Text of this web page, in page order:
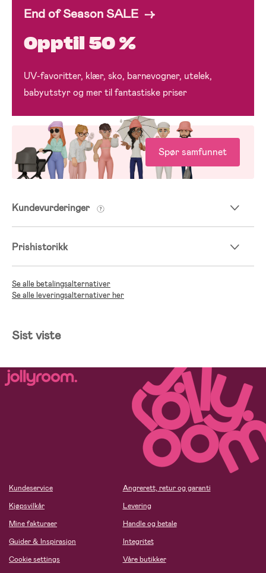
End of Season SALE →
Opptil 50 %
UV-favoritter, klær, sko, barnevogner, utelek,
babyutstyr og mer til fantastiske priser
Spør samfunnet
Kundevurderinger
Prishistorikk
Se alle betalingsalternativer
Se alle leveringsalternativer her
Sist viste
Kundeservice
Kjøpsvilkår
Mine fakturaer
Guider & Inspirasjon
Cookie settings
Angrerett, retur og garanti
Levering
Handle og betale
Integritet
Våre butikker